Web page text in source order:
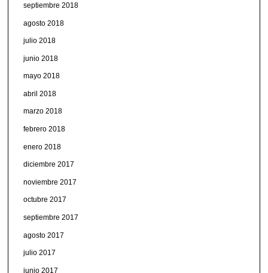
septiembre 2018
agosto 2018
julio 2018
junio 2018
mayo 2018
abril 2018
marzo 2018
febrero 2018
enero 2018
diciembre 2017
noviembre 2017
octubre 2017
septiembre 2017
agosto 2017
julio 2017
junio 2017